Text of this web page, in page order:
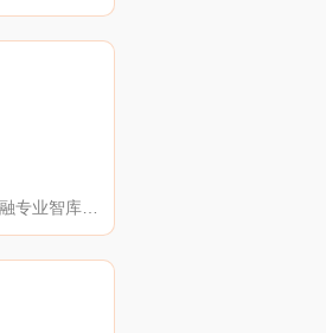
非官方、非营利性金融专业智库平台，由 40 位 40 岁上下的金融精英组成。